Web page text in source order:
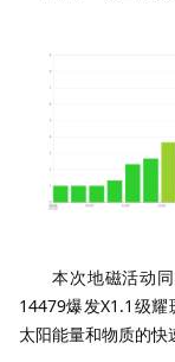
本次地磁活动
14479爆发X1.1级
太阳能量和物质的快